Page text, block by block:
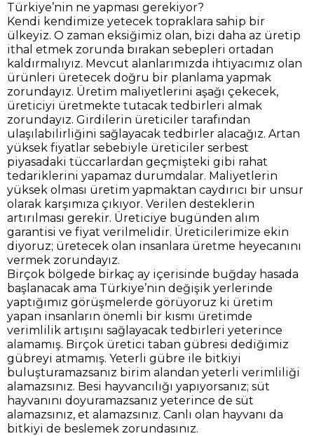
Türkiye’nin ne yapması gerekiyor?
Kendi kendimize yetecek topraklara sahip bir
ülkeyiz. O zaman eksiğimiz olan, bizi daha az üretip
ithal etmek zorunda bırakan sebepleri ortadan
kaldırmalıyız. Mevcut alanlarımızda ihtiyacımız olan
ürünleri üretecek doğru bir planlama yapmak
zorundayız. Üretim maliyetlerini aşağı çekecek,
üreticiyi üretmekte tutacak tedbirleri almak
zorundayız. Girdilerin üreticiler tarafından
ulaşılabilirliğini sağlayacak tedbirler alacağız. Artan
yüksek fiyatlar sebebiyle üreticiler serbest
piyasadaki tüccarlardan geçmişteki gibi rahat
tedariklerini yapamaz durumdalar. Maliyetlerin
yüksek olması üretim yapmaktan caydırıcı bir unsur
olarak karşımıza çıkıyor. Verilen desteklerin
artırılması gerekir. Üreticiye bugünden alım
garantisi ve fiyat verilmelidir. Üreticilerimize ekin
diyoruz; üretecek olan insanlara üretme heyecanını
vermek zorundayız.
Birçok bölgede birkaç ay içerisinde buğday hasada
başlanacak ama Türkiye’nin değişik yerlerinde
yaptığımız görüşmelerde görüyoruz ki üretim
yapan insanların önemli bir kısmı üretimde
verimlilik artışını sağlayacak tedbirleri yeterince
alamamış. Birçok üretici taban gübresi dediğimiz
gübreyi atmamış. Yeterli gübre ile bitkiyi
buluşturamazsanız birim alandan yeterli verimliliği
alamazsınız. Besi hayvancılığı yapıyorsanız; süt
hayvanını doyuramazsanız yeterince de süt
alamazsınız, et alamazsınız. Canlı olan hayvanı da
bitkiyi de beslemek zorundasınız.